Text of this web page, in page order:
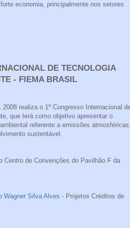
economia, principalmente nos setores
DE TECNOLOGIA
- FIEMA BRASIL
realiza o 1º Congresso Internacional
que terá como objetivo apresentar o
referente a emissões atmosféricas,
sustentável.
Centro de Convenções do Pavilhão F da
Wagner Silva Alves - Projetos Créditos de